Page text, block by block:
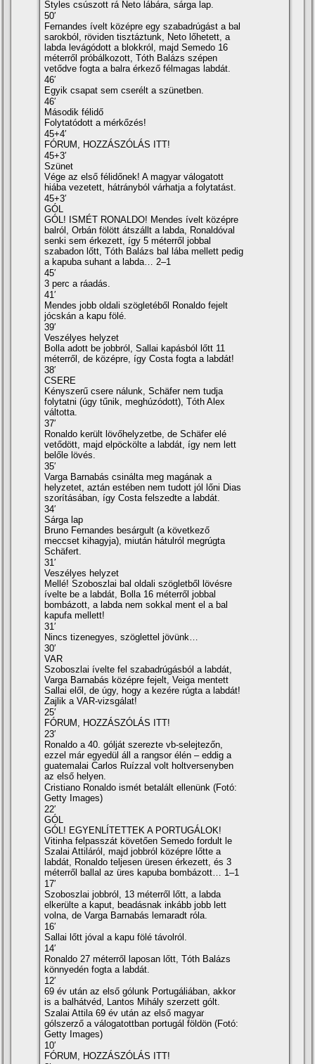
Styles csúszott rá Neto lábára, sárga lap.
50′
Fernandes ívelt középre egy szabadrúgást a bal
sarokból, röviden tisztáztunk, Neto lőhetett, a
labda levágódott a blokkról, majd Semedo 16
méterről próbálkozott, Tóth Balázs szépen
vetődve fogta a balra érkező félmagas labdát.
46′
Egyik csapat sem cserélt a szünetben.
46′
Második félidő
Folytatódott a mérkőzés!
45+4′
FÓRUM, HOZZÁSZÓLÁS ITT!
45+3′
Szünet
Vége az első félidőnek! A magyar válogatott
hiába vezetett, hátrányból várhatja a folytatást.
45+3′
GÓL
GÓL! ISMÉT RONALDO! Mendes ívelt középre
balról, Orbán fölött átszállt a labda, Ronaldóval
senki sem érkezett, így 5 méterről jobbal
szabadon lőtt, Tóth Balázs bal lába mellett pedig
a kapuba suhant a labda… 2–1
45′
3 perc a ráadás.
41′
Mendes jobb oldali szögletéből Ronaldo fejelt
jócskán a kapu fölé.
39′
Veszélyes helyzet
Bolla adott be jobbról, Sallai kapásból lőtt 11
méterről, de középre, így Costa fogta a labdát!
38′
CSERE
Kényszerű csere nálunk, Schäfer nem tudja
folytatni (úgy tűnik, meghúzódott), Tóth Alex
váltotta.
37′
Ronaldo került lövőhelyzetbe, de Schäfer elé
vetődött, majd elpöckölte a labdát, így nem lett
belőle lövés.
35′
Varga Barnabás csinálta meg magának a
helyzetet, aztán estében nem tudott jól lőni Dias
szorításában, így Costa felszedte a labdát.
34′
Sárga lap
Bruno Fernandes besárgult (a következő
meccset kihagyja), miután hátulról megrúgta
Schäfert.
31′
Veszélyes helyzet
Mellé! Szoboszlai bal oldali szögletből lövésre
ívelte be a labdát, Bolla 16 méterről jobbal
bombázott, a labda nem sokkal ment el a bal
kapufa mellett!
31′
Nincs tizenegyes, szöglettel jövünk…
30′
VAR
Szoboszlai ívelte fel szabadrúgásból a labdát,
Varga Barnabás középre fejelt, Veiga mentett
Sallai elől, de úgy, hogy a kezére rúgta a labdát!
Zajlik a VAR-vizsgálat!
25′
FÓRUM, HOZZÁSZÓLÁS ITT!
23′
Ronaldo a 40. gólját szerezte vb-selejtezőn,
ezzel már egyedül áll a rangsor élén – eddig a
guatemalai Carlos Ruízzal volt holtversenyben
az első helyen.
Cristiano Ronaldo ismét betalált ellenünk (Fotó:
Getty Images)
22′
GÓL
GÓL! EGYENLÍTETTEK A PORTUGÁLOK!
Vitinha felpasszát követően Semedo fordult le
Szalai Attiláról, majd jobbról középre lőtte a
labdát, Ronaldo teljesen üresen érkezett, és 3
méterről ballal az üres kapuba bombázott… 1–1
17′
Szoboszlai jobbról, 13 méterről lőtt, a labda
elkerülte a kaput, beadásnak inkább jobb lett
volna, de Varga Barnabás lemaradt róla.
16′
Sallai lőtt jóval a kapu fölé távolról.
14′
Ronaldo 27 méterről laposan lőtt, Tóth Balázs
könnyedén fogta a labdát.
12′
69 év után az első gólunk Portugáliában, akkor
is a balhátvéd, Lantos Mihály szerzett gólt.
Szalai Attila 69 év után az első magyar
gólszerző a válogatottban portugál földön (Fotó:
Getty Images)
10′
FÓRUM, HOZZÁSZÓLÁS ITT!